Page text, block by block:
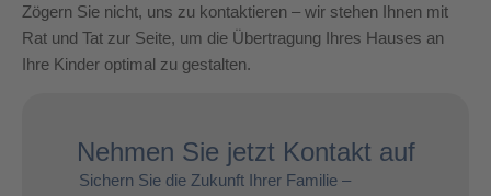
Zögern Sie nicht, uns zu kontaktieren – wir stehen Ihnen mit
Rat und Tat zur Seite, um die Übertragung Ihres Hauses an
Ihre Kinder optimal zu gestalten.
Nehmen Sie jetzt Kontakt auf
Sichern Sie die Zukunft Ihrer Familie –